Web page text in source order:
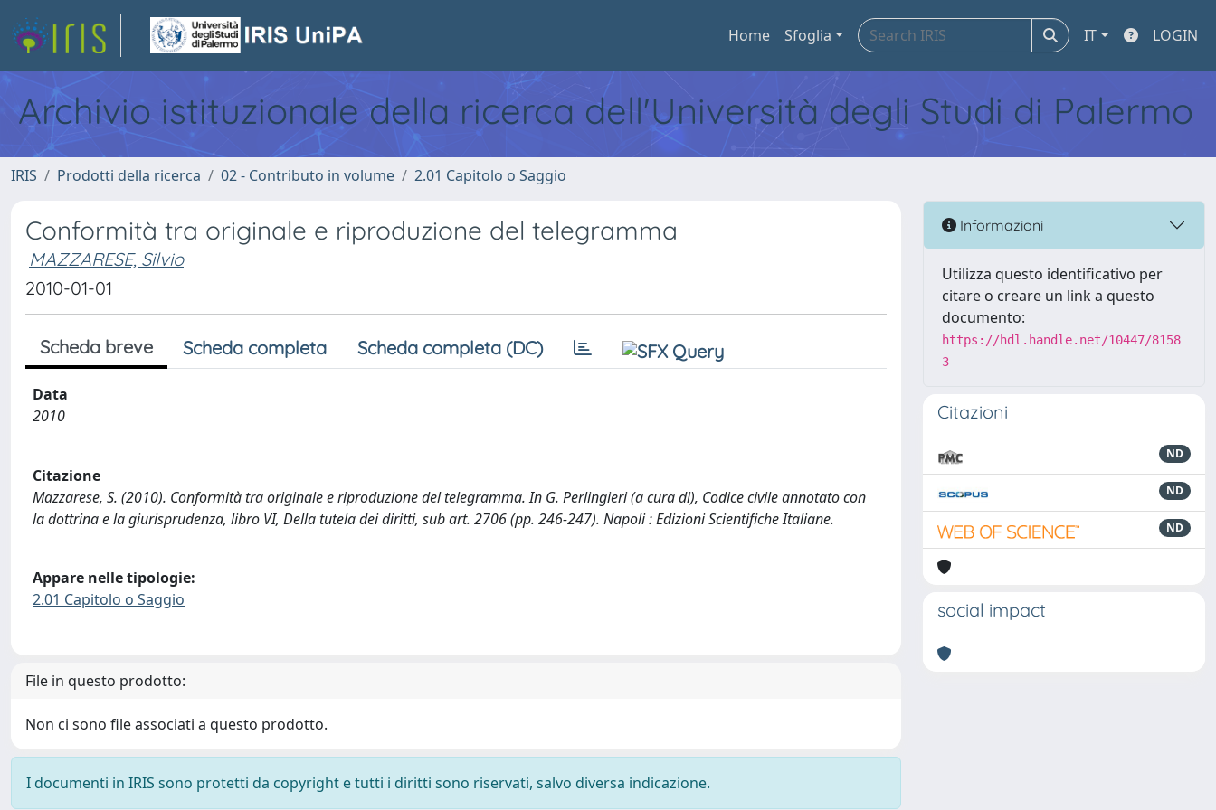
Home Sfoglia IT LOGIN
Archivio istituzionale della ricerca dell'Università degli Studi di Palermo
IRIS Prodotti della ricerca 02 - Contributo in volume 2.01 Capitolo o Saggio
Conformità tra originale e riproduzione del telegramma
MAZZARESE, Silvio
2010-01-01
Scheda breve Scheda completa Scheda completa (DC)
Data
2010
Citazione
Mazzarese, S. (2010). Conformità tra originale e riproduzione del telegramma. In G. Perlingieri (a cura di), Codice civile annotato con
la dottrina e la giurisprudenza, libro VI, Della tutela dei diritti, sub art. 2706 (pp. 246-247). Napoli : Edizioni Scientifiche Italiane.
Appare nelle tipologie:
2.01 Capitolo o Saggio
File in questo prodotto:
Non ci sono file associati a questo prodotto.
I documenti in IRIS sono protetti da copyright e tutti i diritti sono riservati, salvo diversa indicazione.
Informazioni
Utilizza questo identificativo per
citare o creare un link a questo
documento:
https://hdl.handle.net/10447/8158
3
Citazioni
ND
ND
ND
social impact